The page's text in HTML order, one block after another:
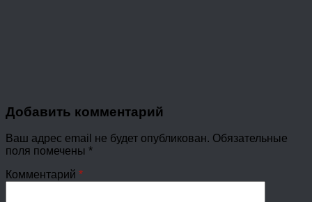
Добавить комментарий
Ваш адрес email не будет опубликован. Обязательные
поля помечены *
Комментарий *